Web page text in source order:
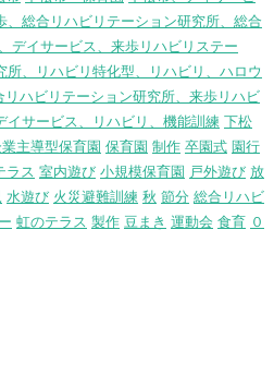
総合リハビリテーション研究所、総合
デイサービス、来歩リハビリステー
、リハビリ特化型、リハビリ、ハロウ
リハビリテーション研究所、来歩リハビ
イサービス、リハビリ、機能訓練 下松
主導型保育園 保育園 制作 卒園式 園行
ラス 室内遊び 小規模保育園 戸外遊び 放
水遊び 火災避難訓練 秋 節分 総合リハビ
虹のテラス 製作 豆まき 運動会 食育 ０